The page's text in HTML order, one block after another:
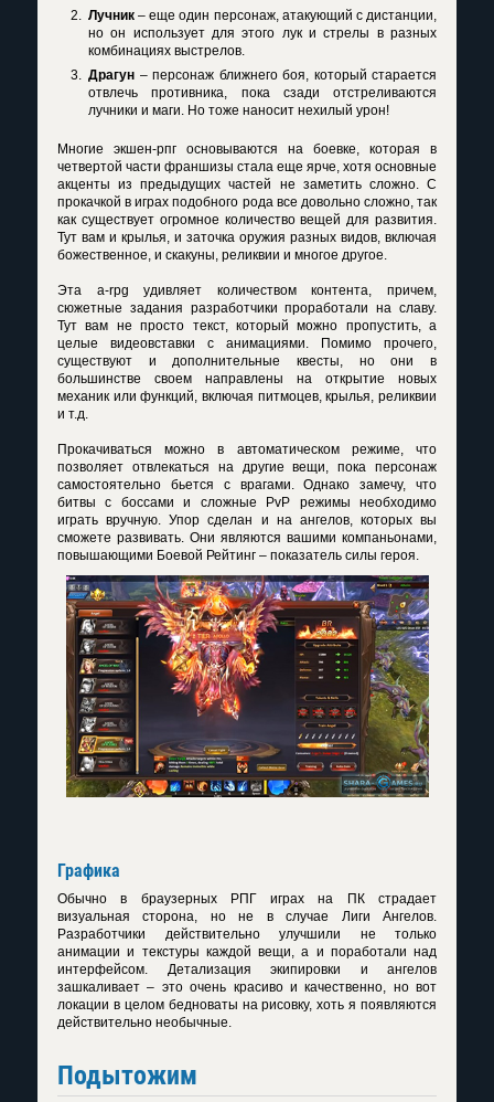
Лучник – еще один персонаж, атакующий с дистанции,
но он использует для этого лук и стрелы в разных
комбинациях выстрелов.
Драгун – персонаж ближнего боя, который старается
отвлечь противника, пока сзади отстреливаются
лучники и маги. Но тоже наносит нехилый урон!
Многие экшен-рпг основываются на боевке, которая в
четвертой части франшизы стала еще ярче, хотя основные
акценты из предыдущих частей не заметить сложно. С
прокачкой в играх подобного рода все довольно сложно, так
как существует огромное количество вещей для развития.
Тут вам и крылья, и заточка оружия разных видов, включая
божественное, и скакуны, реликвии и многое другое.
Эта a-rpg удивляет количеством контента, причем,
сюжетные задания разработчики проработали на славу.
Тут вам не просто текст, который можно пропустить, а
целые видеовставки с анимациями. Помимо прочего,
существуют и дополнительные квесты, но они в
большинстве своем направлены на открытие новых
механик или функций, включая питмоцев, крылья, реликвии
и т.д.
Прокачиваться можно в автоматическом режиме, что
позволяет отвлекаться на другие вещи, пока персонаж
самостоятельно бьется с врагами. Однако замечу, что
битвы с боссами и сложные PvP режимы необходимо
играть вручную. Упор сделан и на ангелов, которых вы
сможете развивать. Они являются вашими компаньонами,
повышающими Боевой Рейтинг – показатель силы героя.
Графика
Обычно в браузерных РПГ играх на ПК страдает
визуальная сторона, но не в случае Лиги Ангелов.
Разработчики действительно улучшили не только
анимации и текстуры каждой вещи, а и поработали над
интерфейсом. Детализация экипировки и ангелов
зашкаливает – это очень красиво и качественно, но вот
локации в целом бедноваты на рисовку, хоть я появляются
действительно необычные.
Подытожим